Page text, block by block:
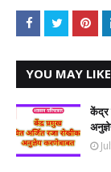
YOU MAY
केंद्र